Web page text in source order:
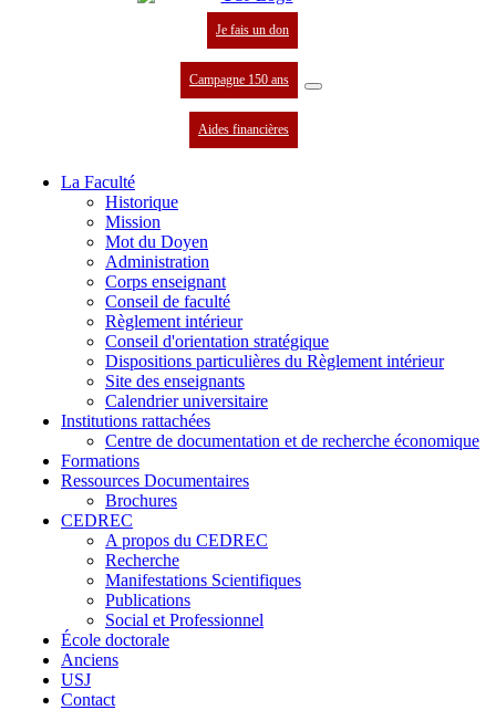
Je fais un don
Campagne 150 ans
Aides financières
La Faculté
Historique
Mission
Mot du Doyen
Administration
Corps enseignant
Conseil de faculté
Règlement intérieur
Conseil d'orientation stratégique
Dispositions particulières du Règlement intérieur
Site des enseignants
Calendrier universitaire
Institutions rattachées
Centre de documentation et de recherche économique
Formations
Ressources Documentaires
Brochures
CEDREC
A propos du CEDREC
Recherche
Manifestations Scientifiques
Publications
Social et Professionnel
École doctorale
Anciens
USJ
Contact